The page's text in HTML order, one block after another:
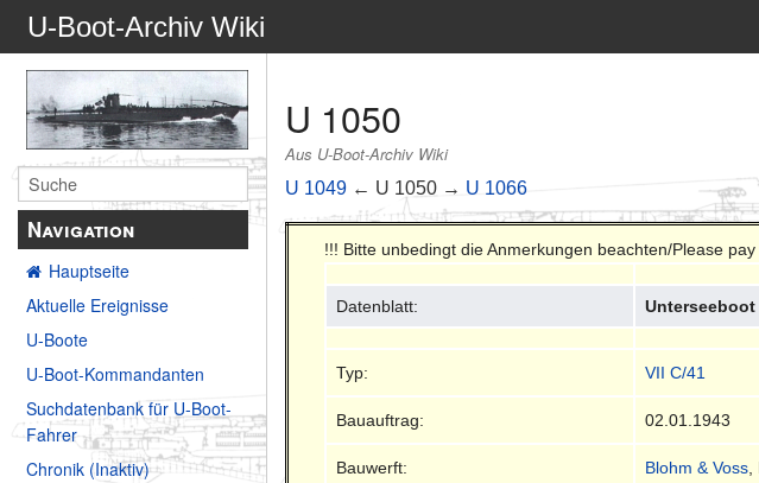
U-Boot-Archiv Wiki
Navigation
Hauptseite
Aktuelle Ereignisse
U-Boote
U-Boot-Kommandanten
Suchdatenbank für U-Boot-
Fahrer
Chronik (Inaktiv)
U 1050
Aus U-Boot-Archiv Wiki
U 1049 ← U 1050 → U 1066
!!! Bitte unbedingt die Anmerkungen beachten/Please
Datenblatt: Unterseeboot
Typ: VII C/41
Bauauftrag: 02.01.1943
Bauwerft: Blohm & Voss